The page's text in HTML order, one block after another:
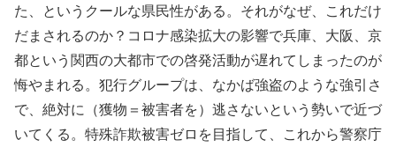
た、というクールな県民性がある。それがなぜ、これだけ
だまされるのか？コロナ感染拡大の影響で兵庫、大阪、京
都という関西の大都市での啓発活動が遅れてしまったのが
悔やまれる。犯行グループは、なかば強盗のような強引さ
で、絶対に（獲物＝被害者を）逃さないという勢いで近づ
いてくる。特殊詐欺被害ゼロを目指して、これから警察庁